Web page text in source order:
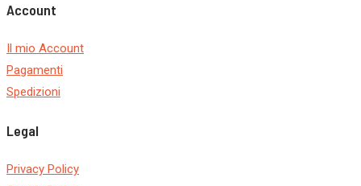
Account
Il mio Account
Pagamenti
Spedizioni
Legal
Privacy Policy